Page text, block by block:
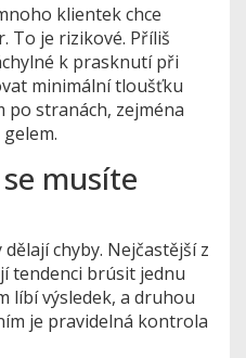
klientek chce
To je rizikové. Příliš
k prasknutí při
minimální tloušťku
po stranách, zejména
musíte
chyby. Nejčastější z
tendenci brúsit jednu
líbí výsledek, a druhou
je pravidelná kontrola